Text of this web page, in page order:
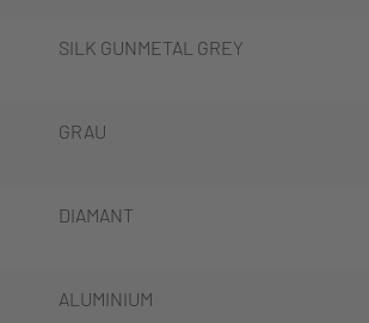
SILK GUNMETAL GREY
GRAU
DIAMANT
ALUMINIUM